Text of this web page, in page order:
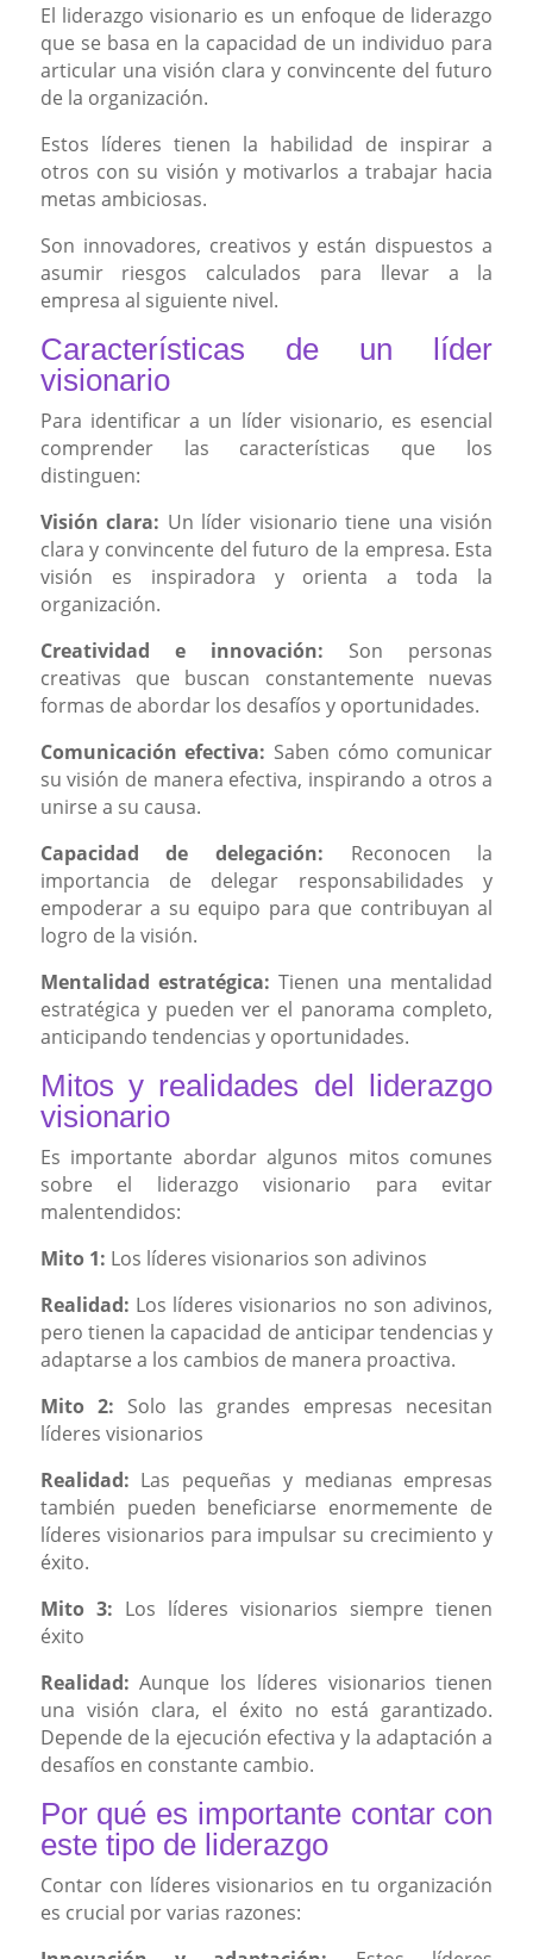
El liderazgo visionario es un enfoque de liderazgo
que se basa en la capacidad de un individuo para
articular una visión clara y convincente del futuro
de la organización.
Estos líderes tienen la habilidad de inspirar a
otros con su visión y motivarlos a trabajar hacia
metas ambiciosas.
Son innovadores, creativos y están dispuestos a
asumir riesgos calculados para llevar a la
empresa al siguiente nivel.
Características de un líder
visionario
Para identificar a un líder visionario, es esencial
comprender las características que los
distinguen:
Visión clara: Un líder visionario tiene una visión
clara y convincente del futuro de la empresa. Esta
visión es inspiradora y orienta a toda la
organización.
Creatividad e innovación: Son personas
creativas que buscan constantemente nuevas
formas de abordar los desafíos y oportunidades.
Comunicación efectiva: Saben cómo comunicar
su visión de manera efectiva, inspirando a otros a
unirse a su causa.
Capacidad de delegación: Reconocen la
importancia de delegar responsabilidades y
empoderar a su equipo para que contribuyan al
logro de la visión.
Mentalidad estratégica: Tienen una mentalidad
estratégica y pueden ver el panorama completo,
anticipando tendencias y oportunidades.
Mitos y realidades del liderazgo
visionario
Es importante abordar algunos mitos comunes
sobre el liderazgo visionario para evitar
malentendidos:
Mito 1: Los líderes visionarios son adivinos
Realidad: Los líderes visionarios no son adivinos,
pero tienen la capacidad de anticipar tendencias y
adaptarse a los cambios de manera proactiva.
Mito 2: Solo las grandes empresas necesitan
líderes visionarios
Realidad: Las pequeñas y medianas empresas
también pueden beneficiarse enormemente de
líderes visionarios para impulsar su crecimiento y
éxito.
Mito 3: Los líderes visionarios siempre tienen
éxito
Realidad: Aunque los líderes visionarios tienen
una visión clara, el éxito no está garantizado.
Depende de la ejecución efectiva y la adaptación a
desafíos en constante cambio.
Por qué es importante contar con
este tipo de liderazgo
Contar con líderes visionarios en tu organización
es crucial por varias razones: